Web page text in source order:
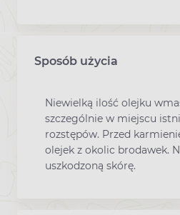
Sposób użycia
Niewielką ilość olejku
szczególnie w miejscu
rozstępów. Przed
olejek z okolic brodawek.
uszkodzoną skórę.